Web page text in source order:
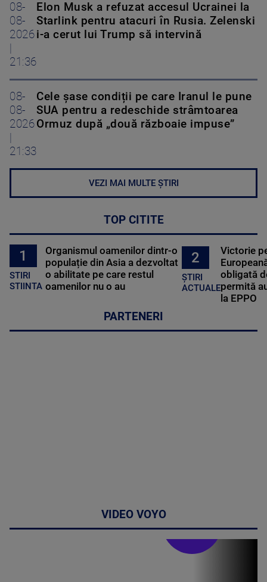
08-
08-
2026
21:36
Elon Musk a refuzat accesul Ucrainei la
Starlink pentru atacuri în Rusia. Zelenski
i-a cerut lui Trump să intervină
08-
08-
2026
21:33
Cele șase condiții pe care Iranul le pune
SUA pentru a redeschide strâmtoarea
Ormuz după „două războaie impuse”
VEZI MAI MULTE ȘTIRI
TOP CITITE
1
STIRI
STIINTA
Organismul oamenilor dintr-o
populație din Asia a dezvoltat
o abilitate pe care restul
oamenilor nu o au
2
ȘTIRI
ACTUALE
Victorie
obligată
permită
la EPPO
PARTENERI
VIDEO VOYO